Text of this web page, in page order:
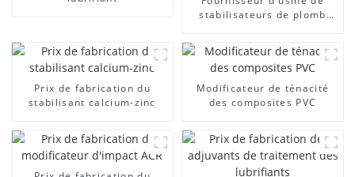
stabilisateurs de plomb
Prix ​​de fabrication du
stabilisant calcium-zinc
Modificateur de ténacité
des composites PVC